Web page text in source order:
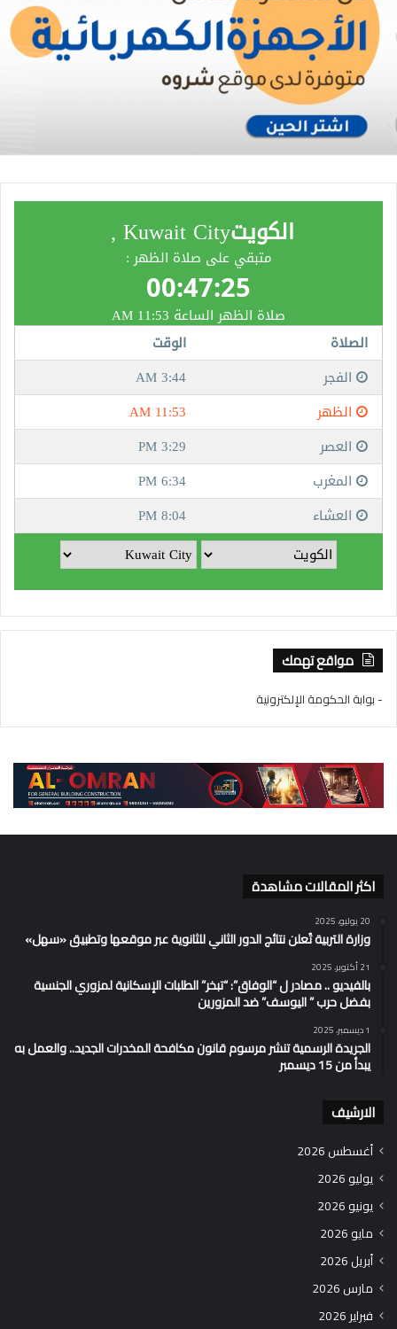
مواقع تهمك
- بوابة الحكومة الإلكترونية
اكثر المقالات مشاهدة
20 يوليو، 2025
وزارة التربية تُعلن نتائج الدور الثاني للثانوية عبر موقعها وتطبيق «سهل»
21 أكتوبر، 2025
بالفيديو .. مصادر ل “الوفاق”: “تبخر” الطلبات الإسكانية لمزوري الجنسية
بفضل حرب ” اليوسف” ضد المزورين
1 ديسمبر، 2025
الجريدة الرسمية تنشر مرسوم قانون مكافحة المخدرات الجديد.. والعمل به
يبدأ من 15 ديسمبر
الارشيف
أغسطس 2026
يوليو 2026
يونيو 2026
مايو 2026
أبريل 2026
مارس 2026
فبراير 2026